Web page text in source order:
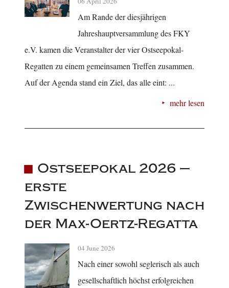
Am Rande der diesjährigen
Jahreshauptversammlung des FKY
e.V. kamen die Veranstalter der vier Ostseepokal-
Regatten zu einem gemeinsamen Treffen zusammen.
Auf der Agenda stand ein Ziel, das alle eint: ...
mehr lesen
Ostseepokal 2026 –
erste
Zwischenwertung nach
der Max-Oertz-Regatta
04 June 2026
Nach einer sowohl seglerisch als auch
gesellschaftlich höchst erfolgreichen